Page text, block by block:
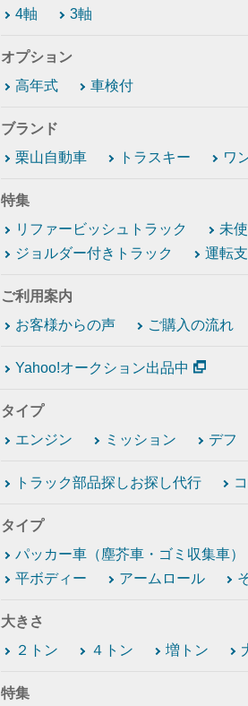
4軸
3軸
オプション
高年式
車検付
ブランド
栗山自動車
トラスキー ワ
特集
リファービッシュトラック
未
ジョルダー付きトラック
運転
ご利用案内
お客様からの声
ご購入の流れ
Yahoo!オークション出品中
タイプ
エンジン
ミッション デフ
トラック部品探しお探し代行
タイプ
パッカー車（塵芥車・ゴミ収集車）
平ボディー
アームロール
大きさ
２トン
４トン 増トン
特集